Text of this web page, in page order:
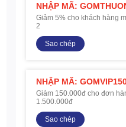
NHẬP MÃ:
Giảm 5% cho khách hàng
2
Sao chép
NHẬP MÃ:
Giảm 150.000đ cho đơn
1.500.000đ
Sao chép